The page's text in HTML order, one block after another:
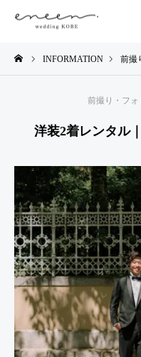
INFORMATION 前撮
前撮り・フ
洋装2着レンタル